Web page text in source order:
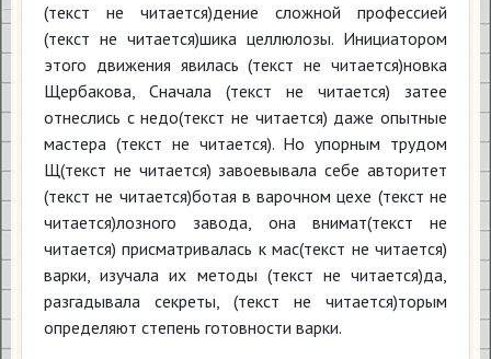
(текст не читается)дение сложной профессией
(текст не читается)шика целлюлозы. Инициатором
этого движения явилась (текст не читается)новка
Щербакова, Сначала (текст не читается) затее
отнеслись с недо(текст не читается) даже опытные
мастера (текст не читается). Но упорным трудом
Щ(текст не читается) завоевывала себе авторитет
(текст не читается)ботая в варочном цехе (текст не
читается)лозного завода, она внимат(текст не
читается) присматривалась к мас(текст не читается)
варки, изучала их методы (текст не читается)да,
разгадывала секреты, (текст не читается)торым
определяют степень готовности варки.